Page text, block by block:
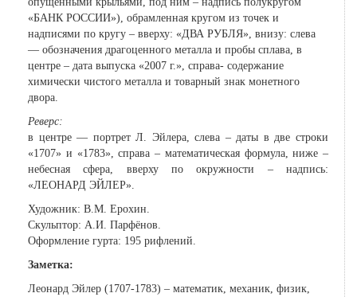
«БАНК РОССИИ»), обрамленная кругом из точек и
надписями по кругу – вверху: «ДВА РУБЛЯ», внизу: слева
— обозначения драгоценного металла и пробы сплава, в
центре – дата выпуска «2007 г.», справа- содержание
химически чистого металла и товарный знак монетного
двора.
Реверс:
в центре — портрет Л. Эйлера, слева – даты в две строки
«1707» и «1783», справа – математическая формула, ниже –
небесная сфера, вверху по окружности – надпись:
«ЛЕОНАРД ЭЙЛЕР».
Художник: В.М. Ерохин.
Скульптор: А.И. Парфёнов.
Оформление гурта: 195 рифлений.
Заметка:
Леонард Эйлер (1707-1783) – математик, механик, физик,